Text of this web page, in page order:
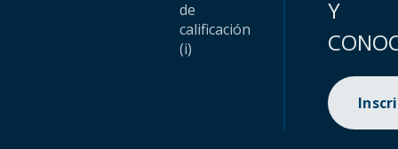
de
calificación
(i)
Y